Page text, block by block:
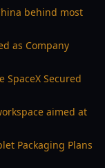
behind most
as Company
SpaceX Secured
aimed at
Packaging Plans